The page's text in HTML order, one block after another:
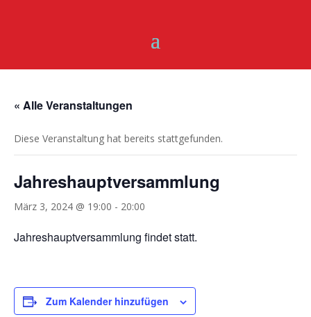
« Alle Veranstaltungen
Diese Veranstaltung hat bereits stattgefunden.
Jahreshauptversammlung
März 3, 2024 @ 19:00 - 20:00
Jahreshauptversammlung findet statt.
Zum Kalender hinzufügen